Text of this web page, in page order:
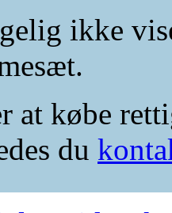
ikke
at købe
du